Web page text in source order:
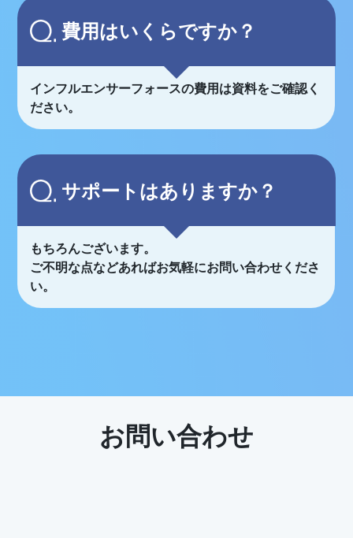
費用はいくらですか？
インフルエンサーフォースの費用は資料をご確認く
ださい。
サポートはありますか？
もちろんございます。
ご不明な点などあればお気軽にお問い合わせくださ
い。
お問い合わせ